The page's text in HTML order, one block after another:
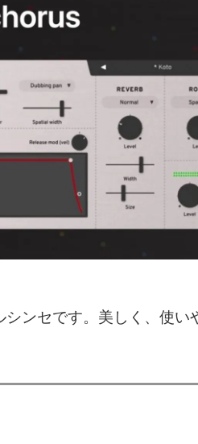
ンセです。美しく、使い